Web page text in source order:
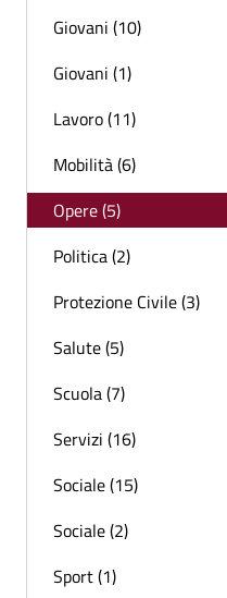
Giovani (10)
Giovani (1)
Lavoro (11)
Mobilità (6)
Opere (5)
Politica (2)
Protezione Civile (3)
Salute (5)
Scuola (7)
Servizi (16)
Sociale (15)
Sociale (2)
Sport (1)